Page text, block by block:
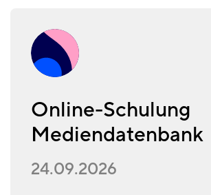
Online-Schulung
Mediendatenbank
24.09.2026